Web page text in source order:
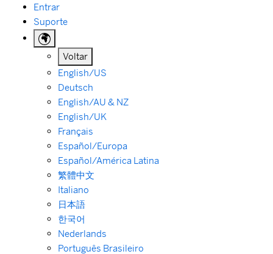
Ir para o conteúdo principal
Entrar
Suporte
Voltar
English/US
Deutsch
English/AU & NZ
English/UK
Français
Español/Europa
Español/América Latina
繁體中文
Italiano
日本語
한국어
Nederlands
Português Brasileiro